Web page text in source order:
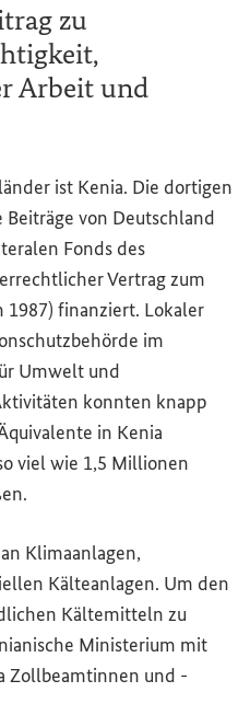
zu
Arbeit und
ist Kenia. Die dortigen
von Deutschland
Fonds des
Vertrag zum
1987) finanziert. Lokaler
im
Umwelt und
konnten knapp
in Kenia
viel wie 1,5 Millionen
Klimaanlagen,
Kälteanlagen. Um den
Kältemitteln zu
Ministerium mit
Zollbeamtinnen und -